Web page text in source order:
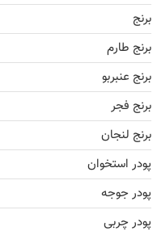
برنج
برنج طارم
برنج عنبربو
برنج فجر
برنج لنجان
پودر استخوان
پودر جوجه
پودر چربی